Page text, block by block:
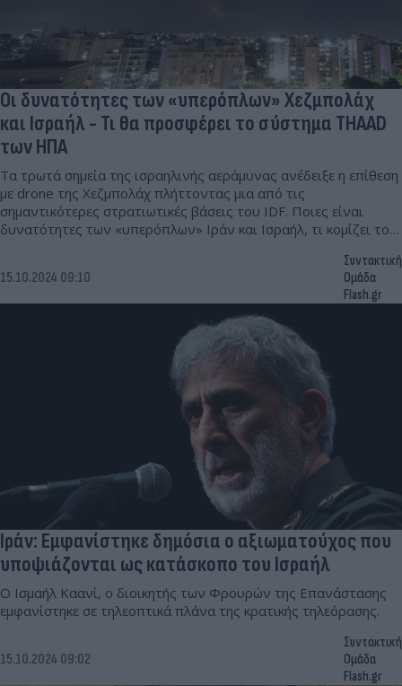
Οι δυνατότητες των «υπερόπλων» Χεζμπολάχ
και Ισραήλ - Τι θα προσφέρει το σύστημα THAAD
των ΗΠΑ
Τα τρωτά σημεία της ισραηλινής αεράμυνας ανέδειξε η επίθεση
με drone της Χεζμπολάχ πλήττοντας μια από τις
σημαντικότερες στρατιωτικές βάσεις του IDF. Ποιες είναι
δυνατότητες των «υπερόπλων» Ιρα΄ν και Ισραήλ, τι κομίζει το
15.10.2024 09:10
Συντακτική
Ομάδα
Flash.gr
Ιράν: Εμφανίστηκε δημόσια ο αξιωματούχος που
υποψιάζονται ως κατάσκοπο του Ισραήλ
Ο Ισμαήλ Καανί, ο διοικητής των Φρουρών της Επανάστασης
εμφανίστηκε σε τηλεοπτικά πλάνα της κρατικής τηλεόρασης.
15.10.2024 09:02
Συντακτική
Ομάδα
Flash.gr